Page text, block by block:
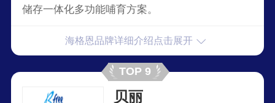
储存一体化多功能哺育方案。
海格恩品牌详细介绍点击展开
TOP 9
贝丽